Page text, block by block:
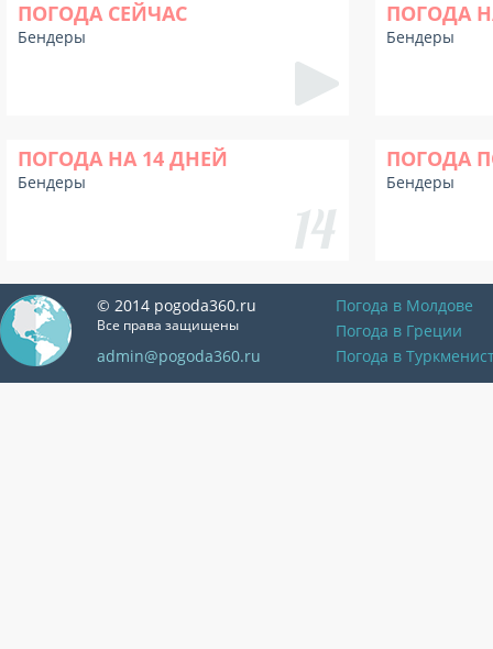
ПОГОДА СЕЙЧАС
Бендеры
ПОГОДА
Бендеры
ПОГОДА НА 14 ДНЕЙ
Бендеры
ПОГОДА
Бендеры
© 2014 pogoda360.ru
Все права защищены
admin@pogoda360.ru
Погода в Молдове
Погода в Греции
Погода в